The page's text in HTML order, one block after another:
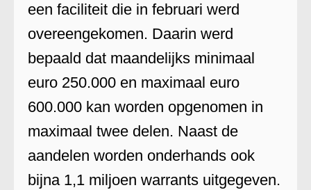
een faciliteit die in februari werd
overeengekomen. Daarin werd
bepaald dat maandelijks minimaal
euro 250.000 en maximaal euro
600.000 kan worden opgenomen in
maximaal twee delen. Naast de
aandelen worden onderhands ook
bijna 1,1 miljoen warrants uitgegeven.